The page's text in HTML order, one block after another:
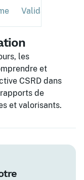
Validation
les
et
CSRD dans
de
et valorisants.